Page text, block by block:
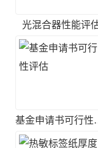
光混合器性能评
基金